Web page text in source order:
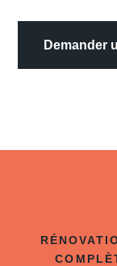
Demander